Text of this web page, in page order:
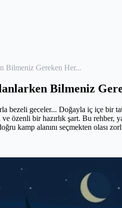
Bilmeniz Gereken Her...
Bilmeniz
bezeli geceler... Doğayla iç içe bir
özenli bir hazırlık şart. Bu rehber,
kamp alanını seçmekten olası